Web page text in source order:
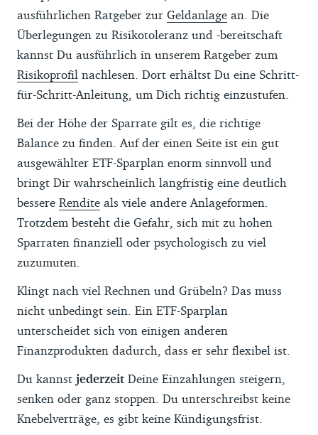
dem Tagesgeldkonto.
Diese Aufteilung kann Dir als
grobe
Orientierung
dienen. Du kannst und sollst
sie an Deine persönlichen Gegebenheiten
Sparkonto und sehr entspanntem
Verhältnis zuRisikenkann eine höhere ETF-
Sparrate wählen. Ein älterer
Selbstständiger, eher ängstlich und ohne
Reserven, sollte zuerst seinen Notgroschen
und Sicherheitsbaustein auffüllen. Er dürfte
dafür mit einer kleineren Sparrate besser
fahren.
ausführlichen Ratgeber zur Geldanlage an. Die
Überlegungen zu Risikotoleranz und -bereitschaft
kannst Du ausführlich in unserem Ratgeber zum
Risikoprofil nachlesen. Dort erhältst Du eine Schritt-
für-Schritt-Anleitung, um Dich richtig einzustufen.
Bei der Höhe der Sparrate gilt es, die richtige
Balance zu finden. Auf der einen Seite ist ein gut
ausgewählter ETF-Sparplan enorm sinnvoll und
bringt Dir wahrscheinlich langfristig eine deutlich
bessere Rendite als viele andere Anlageformen.
Trotzdem besteht die Gefahr, sich mit zu hohen
Sparraten finanziell oder psychologisch zu viel
zuzumuten.
Klingt nach viel Rechnen und Grübeln? Das muss
nicht unbedingt sein. Ein ETF-Sparplan
unterscheidet sich von einigen anderen
Finanzprodukten dadurch, dass er sehr flexibel ist.
Du kannst jederzeit Deine Einzahlungen steigern,
senken oder ganz stoppen. Du unterschreibst keine
Knebelverträge, es gibt keine Kündigungsfrist.